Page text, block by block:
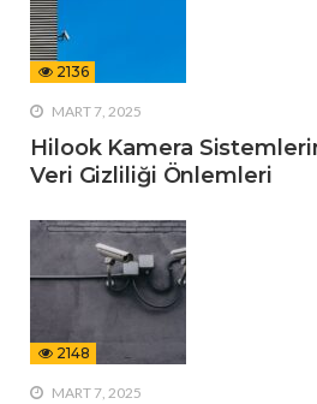
2136
MART 7, 2025
Hilook Kamera
Veri Gizliliği Önlemleri
2148
MART 7, 2025